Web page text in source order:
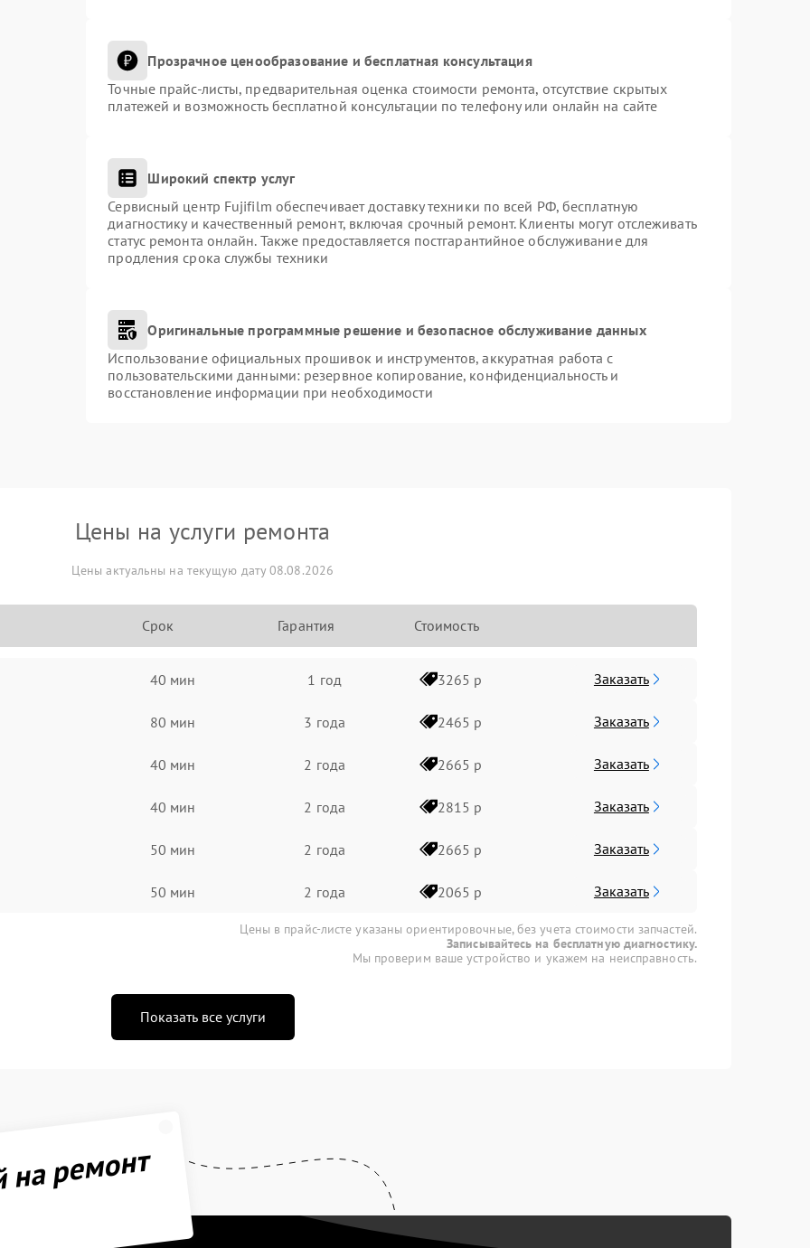
Прозрачное ценообразование и бесплатная консультация
Точные прайс-листы, предварительная оценка стоимости ремонта, отсутствие скрытых
платежей и возможность бесплатной консультации по телефону или онлайн на сайте
Широкий спектр услуг
Сервисный центр Fujifilm обеспечивает доставку техники по всей РФ, бесплатную
диагностику и качественный ремонт, включая срочный ремонт. Клиенты могут отслеживать
статус ремонта онлайн. Также предоставляется постгарантийное обслуживание для
продления срока службы техники
Оригинальные программные решение и безопасное обслуживание данных
Использование официальных прошивок и инструментов, аккуратная работа с
пользовательскими данными: резервное копирование, конфиденциальность и
восстановление информации при необходимости
Цены на услуги ремонта
Цены актуальны на текущую дату 08.08.2026
Срок Гарантия Стоимость
40 мин 1 год 3265 р Заказать
80 мин 3 года 2465 р Заказать
40 мин 2 года 2665 р Заказать
40 мин 2 года 2815 р Заказать
50 мин 2 года 2665 р Заказать
50 мин 2 года 2065 р Заказать
Цены в прайс-листе указаны ориентировочные, без учета стоимости запчастей.
Записывайтесь на бесплатную диагностику.
Мы проверим ваше устройство и укажем на неисправность.
Показать все услуги
ремонт